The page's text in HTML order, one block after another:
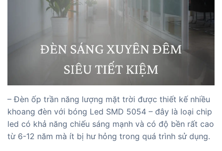
– Đèn ốp trần năng lượng mặt trời được thiết kế nhiều
khoang đèn với bóng Led SMD 5054 – đây là loại chip
led có khả năng chiếu sáng mạnh và có độ bền rất cao
từ 6-12 năm mà ít bị hư hỏng trong quá trình sử dụng.